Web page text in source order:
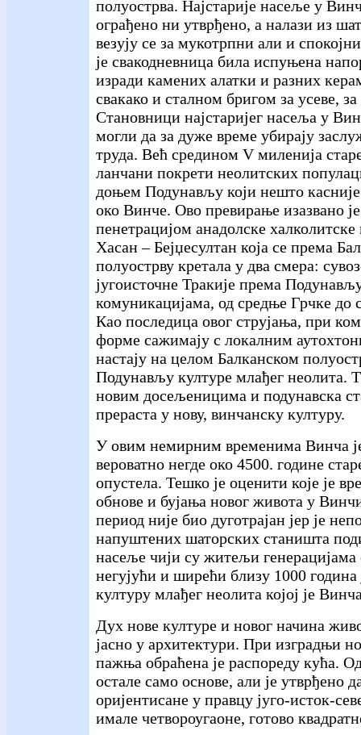
полуострва. Најстарије насеље у
ограђено ни утврђено, а налази из
везују се за мукотрпни али и
је свакодневница била испуњена
изради камених алатки и разних
свакако и сталном бригом за усеве,
Становници најстаријег насеља у
могли да за дуже време убирају
труда. Већ средином V миленија
ланчани покрети неолитских
доњем Подунављу који нешто касније
око Винче. Ово превирање изазвано
пенетрацијом анадолске
Хасан – Бејџесултан која се према
полуострву кретала у два смера:
југоисточне Тракије према
комуникацијама, од средње Грчке до
Као последица овог струјања, при
форме сажимају с локалним
настају на целом Балканском
Подунављу културе млађег неолита.
новим досељеницима и подунавска
прераста у нову, винчанску културу.
У овим немирним временима Винча
вероватно негде око 4500. године
опустела. Тешко је оценити које је
обнове и бујања новог живота у
период није био дуготрајан јер је
напуштених шаторских станишта
насеље чији су житељи генерацијама
негујући и ширећи близу 1000 година
културу млађег неолита којој је
Дух нове културе и новог начина
јасно у архитектури. При изградњи
пажња обраћена је распореду кућа.
остале само основе, али је утврђено
оријентисане у правцу југо-исток-
имале четвороугаоне, готово